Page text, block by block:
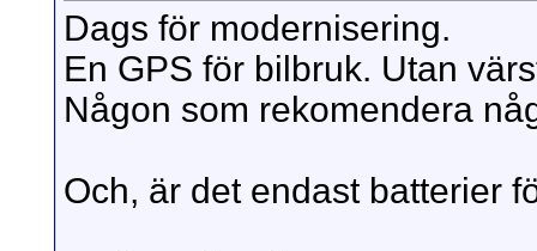
Dags för modernisering.
En GPS för bilbruk. Utan
Någon som rekomendera
Och, är det endast batterier